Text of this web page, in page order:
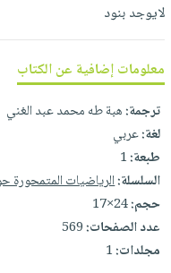
منزلية
اكسسوارات
ملابس
حقائب
حلي
عناية
بالذات
صابون
أطفال
صندوق
القراءة
iKitab
بلا
حدود
نيل
وفرات
عن
الشركة
سياسة
الشركة
فيديوهات
حسابك
لائحة
الأمنيات
عربة
لايوجد بنود
معلومات إضافية عن الكتاب
ترجمة:هبة طه محمد عبد الغني
لغة:عربي
طبعة:1
السلسلة:الرياضيات المتمحورة
حجم:24×17
عدد الصفحات:569
مجلدات:1